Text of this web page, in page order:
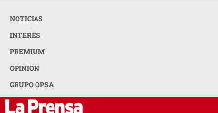
NOTICIAS
INTERÉS
PREMIUM
OPINION
GRUPO OPSA